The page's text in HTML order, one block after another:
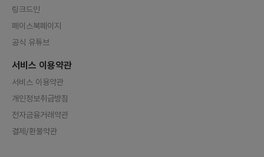
링크드인
페이스북페이지
공식 유튜브
서비스 이용약관
서비스 이용약관
개인정보취급방침
전자금융거래약관
결제/환불약관